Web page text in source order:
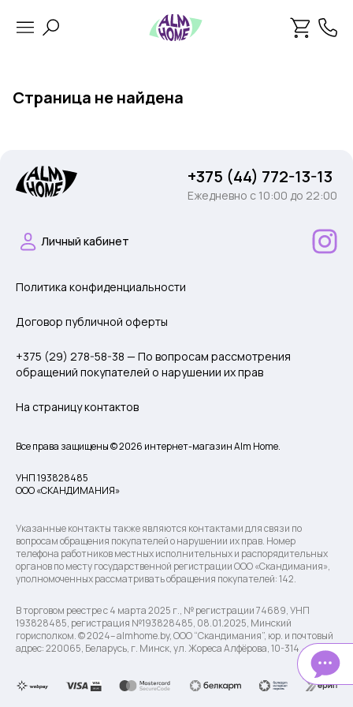
Страница не найдена
+375 (44) 772-13-13
Ежедневно c 10:00 до 22:00
Личный кабинет
Политика конфиденциальности
Договор публичной оферты
+375 (29) 278-58-38 — По вопросам рассмотрения
обращений покупателей о нарушении их прав
На страницу контактов
Все права защищены © 2026 интернет-магазин Alm Home.
УНП 193828485
ООО «СКАНДИМАНИЯ»
Указанные контакты также являются контактами для связи по
вопросам обращения покупателей о нарушении их прав. Номер
телефона работников местных исполнительных и распорядительных
органов по месту государственной регистрации ООО «Скандимания»,
уполномоченных рассматривать обращения покупателей: 142.
В торговом реестре с 4 марта 2025 г., № регистрации 74689, УНП
193828485, регистрация №193828485, 08.01.2025, Минский
горисполком. © 2024– almhome.by, ООО “Скандимания”, юр. и почтовый
адрес: 220065, Беларусь, г. Минск, ул. Жореса Алфёрова, 10-314